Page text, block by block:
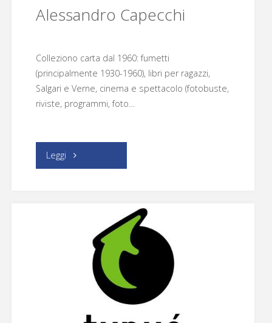
Alessandro Capecchi
Colleziono carta dal 1960: fumetti
(principalmente 1930-1960), libri per ragazzi,
Salgari e Verne, cinema e spettacolo (fotobuste,
riviste, programmi, foto…
Leggi "Alessandro